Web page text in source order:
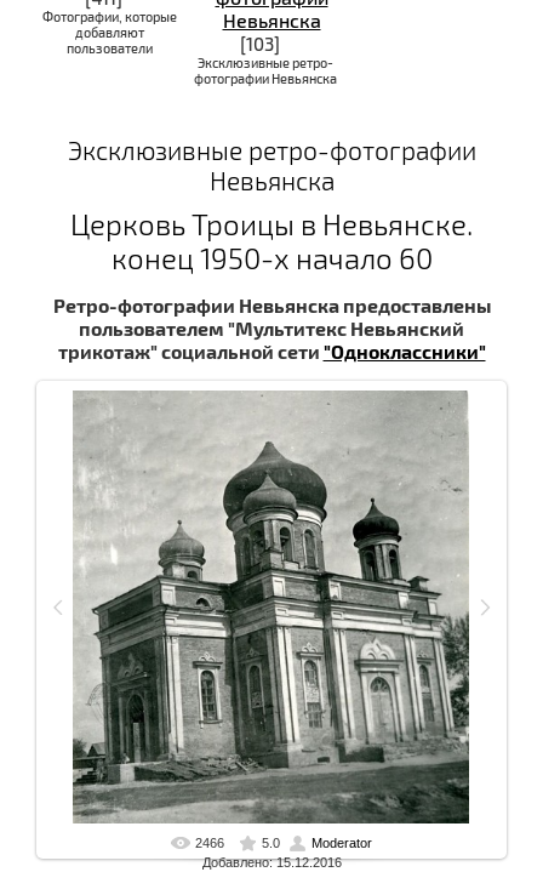
Фотографии, которые
добавляют
пользователи
Невьянска
[103]
Эксклюзивные ретро-
фотографии Невьянска
Эксклюзивные ретро-фотографии
Невьянска
Церковь Троицы в Невьянске.
конец 1950-х начало 60
Ретро-фотографии Невьянска предоставлены
пользователем "Мультитекс Невьянский
трикотаж" социальной сети "Одноклассники"
2466 5.0
Moderator
Добавлено: 15.12.2016